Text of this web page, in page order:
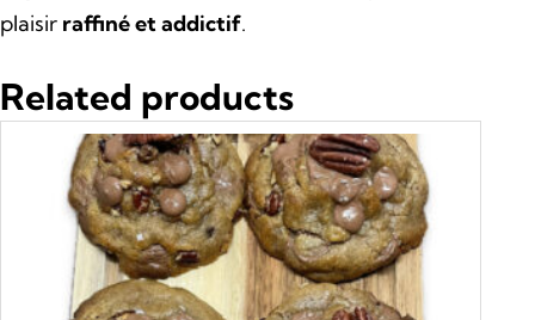
4
,
5
0
plaisir raffiné et addictif.
Related products